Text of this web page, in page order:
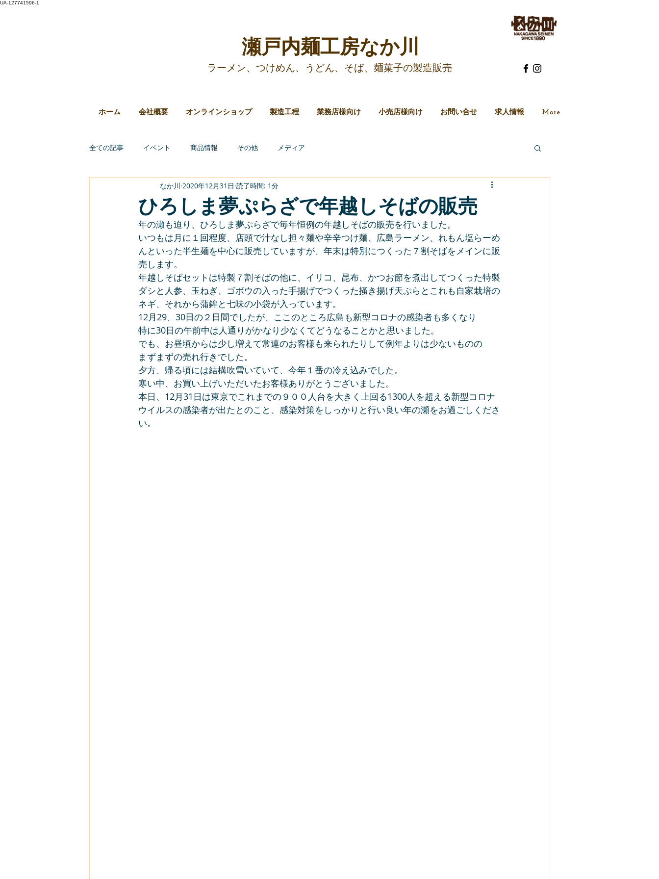
UA-127741596-1
​瀬戸内麺工房なか川
ラーメン、つけめん、うどん、そば、麺菓子の製造販売​
ホーム 会社概要 オンラインショップ 製造工程 業務店様向け 小売店様向け お問い合せ 求人情報 More
全ての記事 イベント 商品情報 その他 メディア
ひろしま夢ぷらざで年越しそばの販売
なか川 2020年12月31日 読了時間: 1分
年の瀬も迫り、ひろしま夢ぷらざで毎年恒例の年越しそばの販売を行いました。
いつもは月に１回程度、店頭で汁なし担々麺や辛辛つけ麺、広島ラーメン、れもん塩らーめ
んといった半生麺を中心に販売していますが、年末は特別につくった７割そばをメインに販
売します。
年越しそばセットは特製７割そばの他に、イリコ、昆布、かつお節を煮出してつくった特製
ダシと人参、玉ねぎ、ゴボウの入った手揚げでつくった掻き揚げ天ぷらとこれも自家栽培の
ネギ、それから蒲鉾と七味の小袋が入っています。
12月29、30日の２日間でしたが、ここのところ広島も新型コロナの感染者も多くなり
特に30日の午前中は人通りがかなり少なくてどうなることかと思いました。
でも、お昼頃からは少し増えて常連のお客様も来られたりして例年よりは少ないものの
まずまずの売れ行きでした。
夕方、帰る頃には結構吹雪いていて、今年１番の冷え込みでした。
寒い中、お買い上げいただいたお客様ありがとうございました。
本日、12月31日は東京でこれまでの９００人台を大きく上回る1300人を超える新型コロナ
ウイルスの感染者が出たとのこと、感染対策をしっかりと行い良い年の瀬をお過ごしくださ
い。